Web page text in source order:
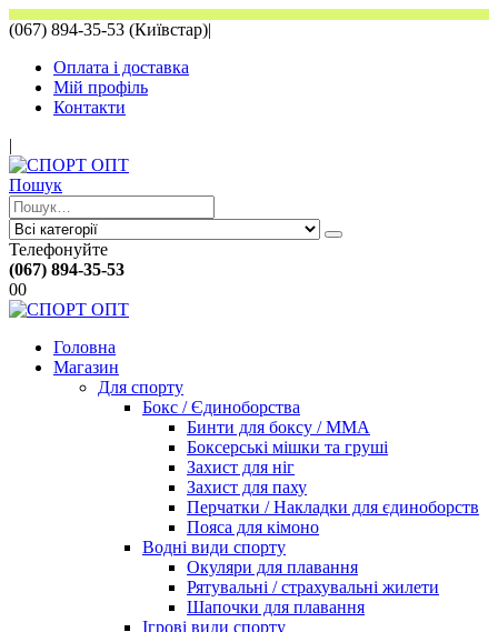
(067) 894-35-53 (Київстар)|
Оплата і доставка
Мій профіль
Контакти
|
Пошук
Телефонуйте
(067) 894-35-53
00
Головна
Магазин
Для спорту
Бокс / Єдиноборства
Бинти для боксу / ММА
Боксерські мішки та груші
Захист для ніг
Захист для паху
Перчатки / Накладки для єдиноборств
Пояса для кімоно
Водні види спорту
Окуляри для плавання
Рятувальні / страхувальні жилети
Шапочки для плавання
Ігрові види спорту